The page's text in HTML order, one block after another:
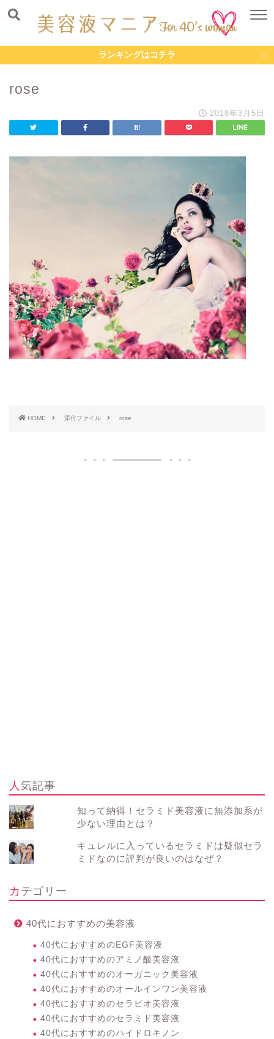
ランキングはコチラ
rose
2018年3月5日
HOME 添付ファイル rose
人気記事
知って納得！セラミド美容液に無添加系が
少ない理由とは？
キュレルに入っているセラミドは疑似セラ
ミドなのに評判が良いのはなぜ？
カテゴリー
40代におすすめの美容液
40代におすすめのEGF美容液
40代におすすめのアミノ酸美容液
40代におすすめのオーガニック美容液
40代におすすめのオールインワン美容液
40代におすすめのセラビオ美容液
40代におすすめのセラミド美容液
40代におすすめのハイドロキノン